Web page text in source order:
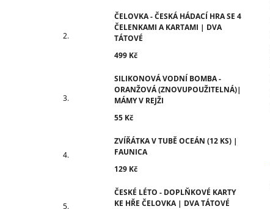
ČELOVKA - ČESKÁ HÁDACÍ HRA SE 4
ČELENKAMI A KARTAMI | DVA
TÁTOVÉ
499 Kč
SILIKONOVÁ VODNÍ BOMBA -
ORANŽOVÁ (ZNOVUPOUŽITELNÁ)|
MÁMY V REJŽI
55 Kč
ZVÍŘÁTKA V TUBĚ OCEÁN (12 KS) |
FAUNICA
129 Kč
ČESKÉ LÉTO - DOPLŇKOVÉ KARTY
KE HŘE ČELOVKA | DVA TÁTOVÉ